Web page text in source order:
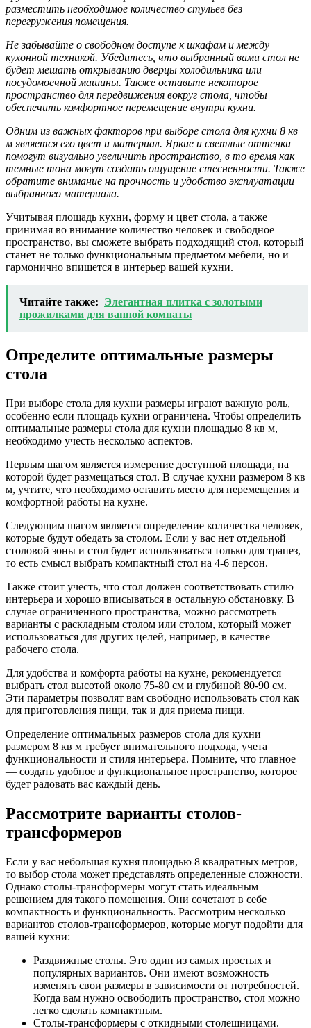
разместить необходимое количество стульев без
перегружения помещения.
Не забывайте о свободном доступе к шкафам и между
кухонной техникой. Убедитесь, что выбранный вами стол не
будет мешать открыванию дверцы холодильника или
посудомоечной машины. Также оставьте некоторое
пространство для передвижения вокруг стола, чтобы
обеспечить комфортное перемещение внутри кухни.
Одним из важных факторов при выборе стола для кухни 8 кв
м является его цвет и материал. Яркие и светлые оттенки
помогут визуально увеличить пространство, в то время как
темные тона могут создать ощущение стесненности. Также
обратите внимание на прочность и удобство эксплуатации
выбранного материала.
Учитывая площадь кухни, форму и цвет стола, а также
принимая во внимание количество человек и свободное
пространство, вы сможете выбрать подходящий стол, который
станет не только функциональным предметом мебели, но и
гармонично впишется в интерьер вашей кухни.
Читайте также: Элегантная плитка с золотыми
прожилками для ванной комнаты
Определите оптимальные размеры
стола
При выборе стола для кухни размеры играют важную роль,
особенно если площадь кухни ограничена. Чтобы определить
оптимальные размеры стола для кухни площадью 8 кв м,
необходимо учесть несколько аспектов.
Первым шагом является измерение доступной площади, на
которой будет размещаться стол. В случае кухни размером 8 кв
м, учтите, что необходимо оставить место для перемещения и
комфортной работы на кухне.
Следующим шагом является определение количества человек,
которые будут обедать за столом. Если у вас нет отдельной
столовой зоны и стол будет использоваться только для трапез,
то есть смысл выбрать компактный стол на 4-6 персон.
Также стоит учесть, что стол должен соответствовать стилю
интерьера и хорошо вписываться в остальную обстановку. В
случае ограниченного пространства, можно рассмотреть
варианты с раскладным столом или столом, который может
использоваться для других целей, например, в качестве
рабочего стола.
Для удобства и комфорта работы на кухне, рекомендуется
выбрать стол высотой около 75-80 см и глубиной 80-90 см.
Эти параметры позволят вам свободно использовать стол как
для приготовления пищи, так и для приема пищи.
Определение оптимальных размеров стола для кухни
размером 8 кв м требует внимательного подхода, учета
функциональности и стиля интерьера. Помните, что главное
— создать удобное и функциональное пространство, которое
будет радовать вас каждый день.
Рассмотрите варианты столов-
трансформеров
Если у вас небольшая кухня площадью 8 квадратных метров,
то выбор стола может представлять определенные сложности.
Однако столы-трансформеры могут стать идеальным
решением для такого помещения. Они сочетают в себе
компактность и функциональность. Рассмотрим несколько
вариантов столов-трансформеров, которые могут подойти для
вашей кухни:
Раздвижные столы. Это один из самых простых и
популярных вариантов. Они имеют возможность
изменять свои размеры в зависимости от потребностей.
Когда вам нужно освободить пространство, стол можно
легко сделать компактным.
Столы-трансформеры с откидными столешницами.